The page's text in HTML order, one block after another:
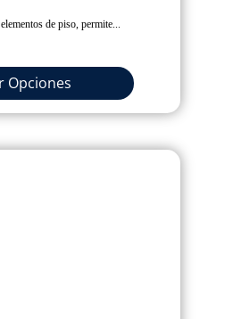
de piso, permite...
Opciones